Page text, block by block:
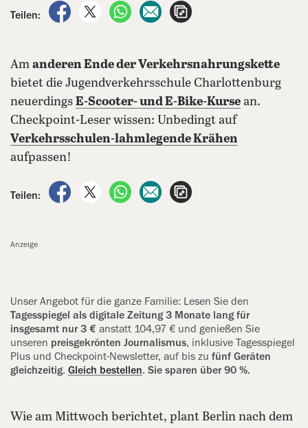
Teilen:
auf Facebook teilen
auf X teilenper WhatsApp teilen
per E-Mail teilen
Am anderen Ende der Verkehrsnahrungskette
bietet die Jugendverkehrsschule Charlottenburg
neuerdings E-Scooter- und E-Bike-Kurse an.
Checkpoint-Leser wissen: Unbedingt auf
Verkehrsschulen-lahmlegende Krähen
aufpassen!
Teilen:
auf Facebook teilen
auf X teilenper WhatsApp teilen
per E-Mail teilen
Anzeige
Unser Angebot für die ganze Familie: Lesen Sie den
Tagesspiegel als ‍digitale Zeitung 3 Monate lang für
insgesamt nur 3 € anstatt 104,97 € und genießen Sie
unseren preisgekrönten Journalismus, inklusive ‍Tagesspiegel
Plus und Checkpoint-Newsletter, auf bis zu fünf Geräten
gleichzeitig. Gleich bestellen. Sie sparen über 90 %.
Wie am Mittwoch berichtet, plant Berlin nach dem